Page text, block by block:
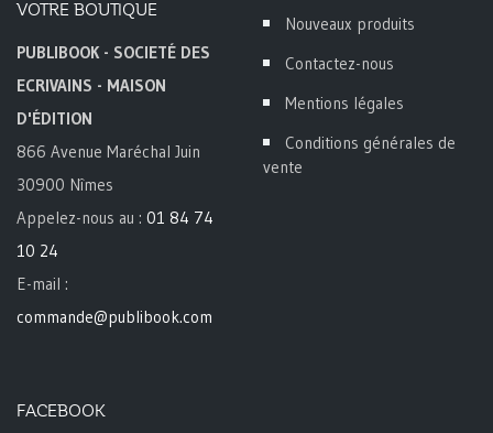
VOTRE BOUTIQUE
PUBLIBOOK - SOCIETÉ DES
ECRIVAINS - MAISON
D'ÉDITION
866 Avenue Maréchal Juin
30900 Nîmes
Appelez-nous au : 01 84 74
10 24
E-mail :
commande@publibook.com
Nouveaux produits
Contactez-nous
Mentions légales
Conditions générales de
vente
FACEBOOK